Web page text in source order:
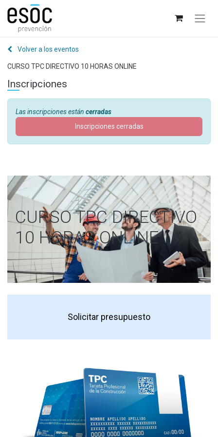
Volver a los eventos
CURSO TPC DIRECTIVO 10 HORAS ONLINE
Inscripciones
Las inscripciones están cerradas
Inscripciones cerradas
CURSO TPC DIRECTIVO
10 HORAS ONLINE
Solicitar presupuesto